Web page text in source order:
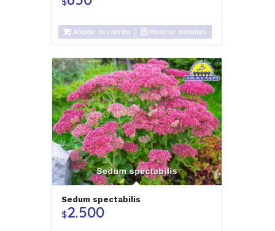
Añadir al carrito Mostrar detalles
Sedum spectabilis
$2.500